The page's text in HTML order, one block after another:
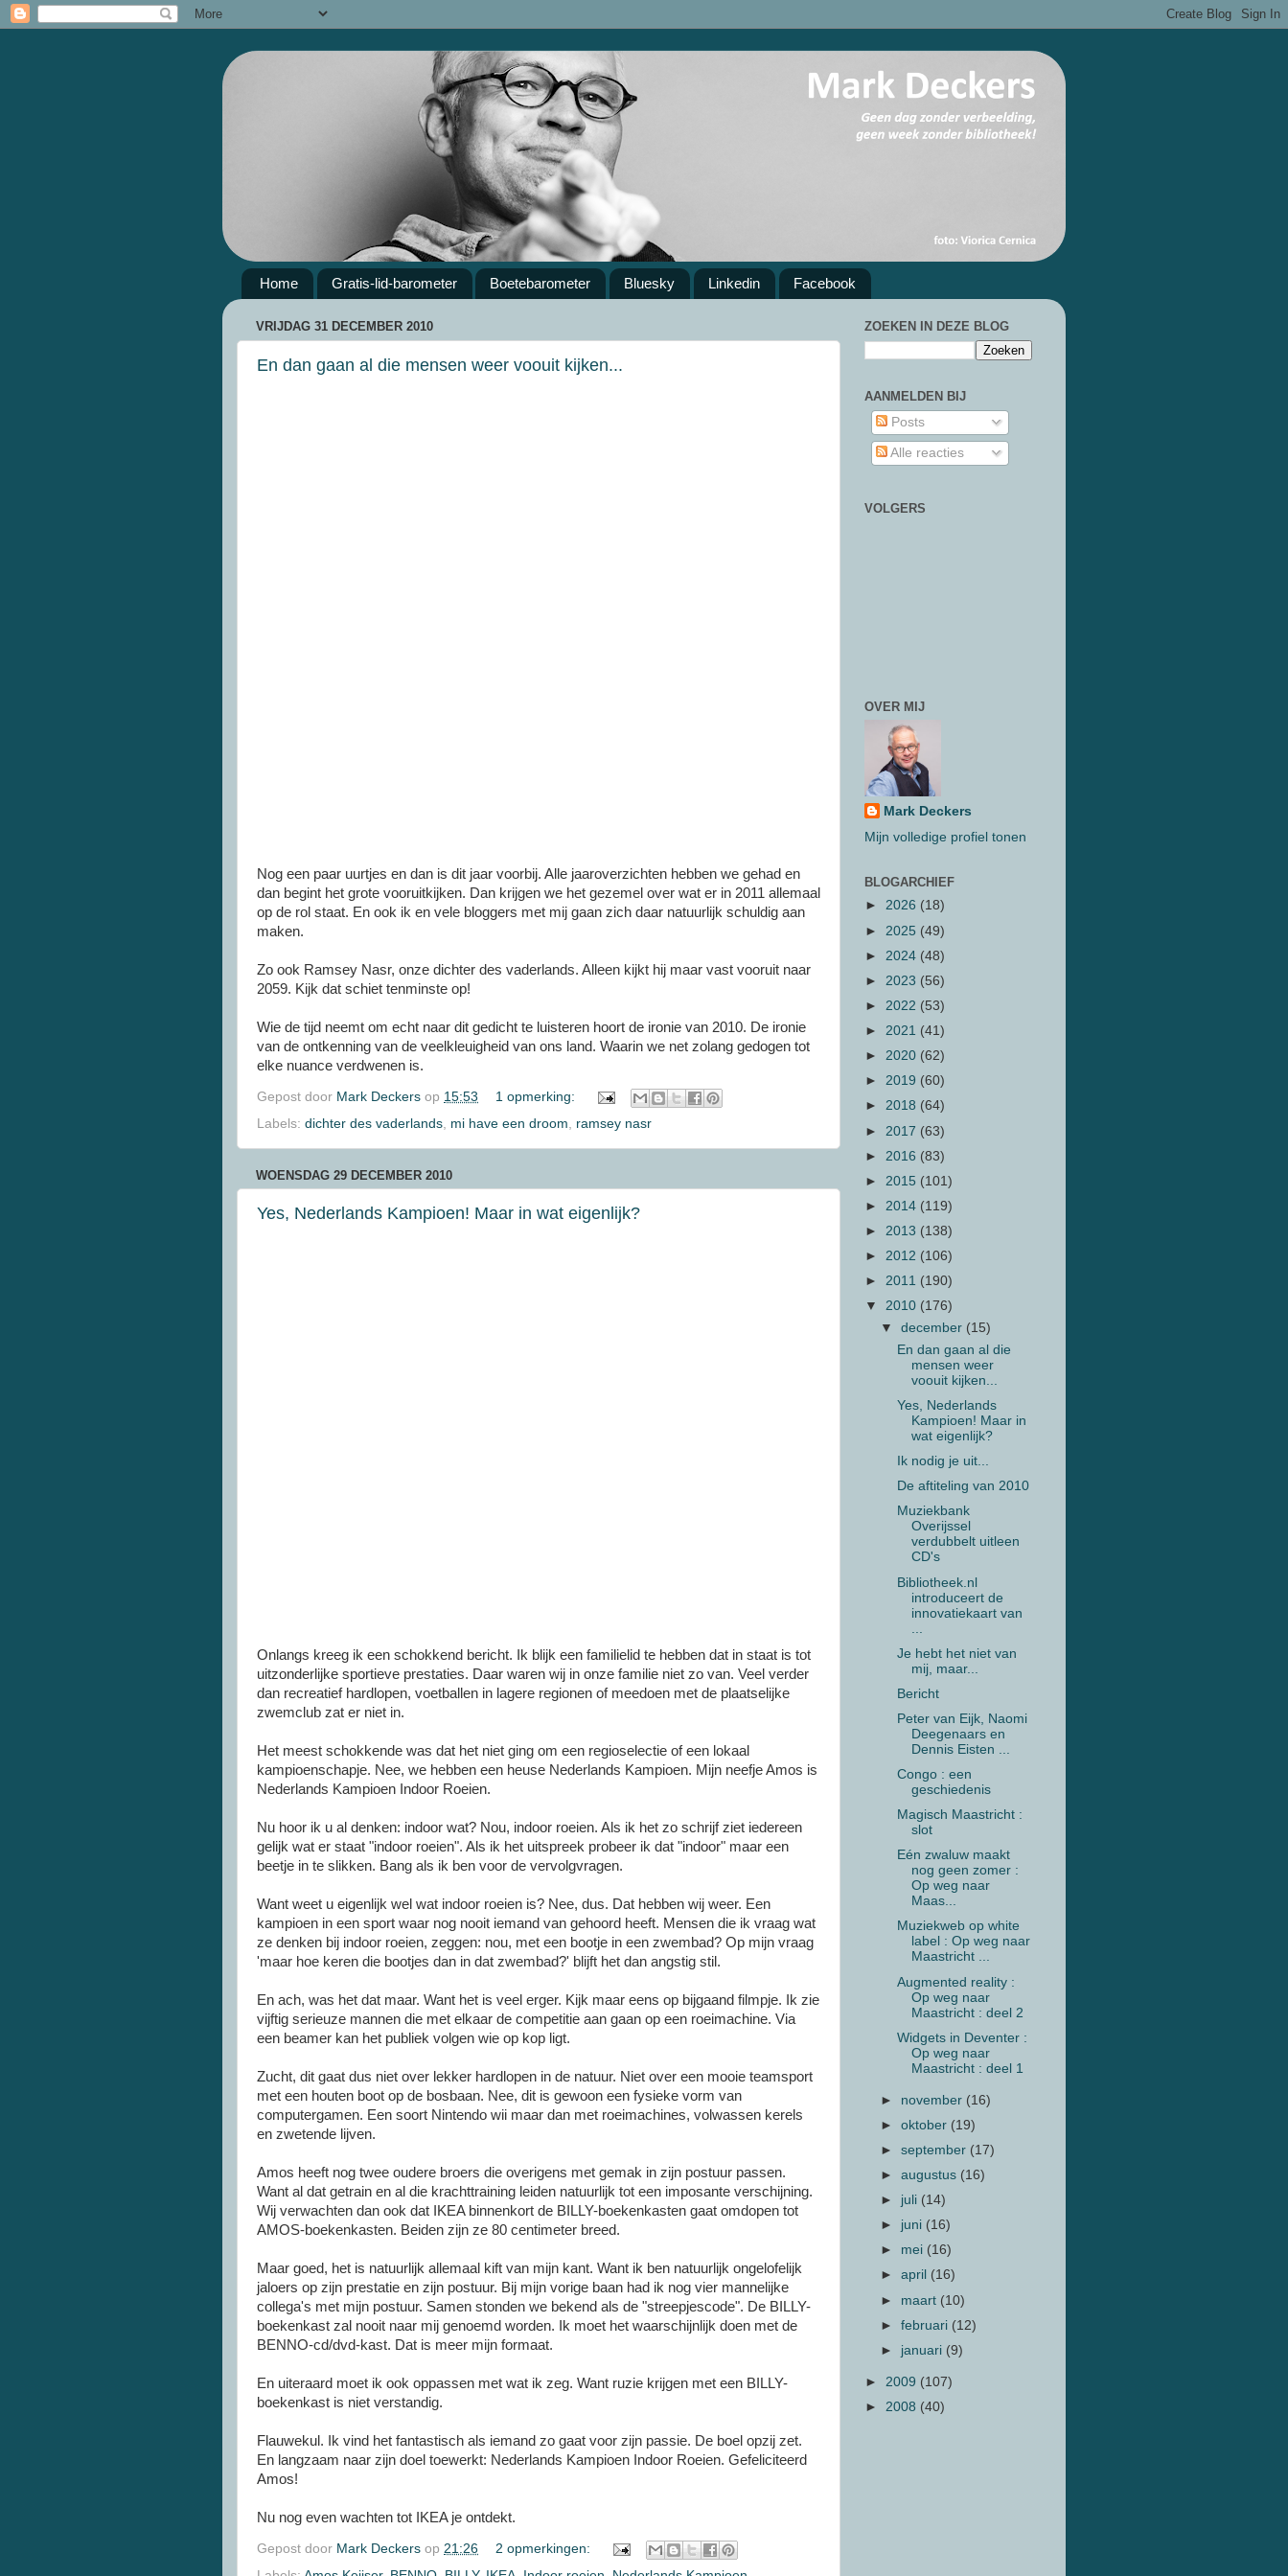
Home Gratis-lid-barometer Boetebarometer Bluesky Linkedin Facebook
VRIJDAG 31 DECEMBER 2010
En dan gaan al die mensen weer voouit kijken...
Nog een paar uurtjes en dan is dit jaar voorbij. Alle jaaroverzichten hebben we gehad en
dan begint het grote vooruitkijken. Dan krijgen we het gezemel over wat er in 2011 allemaal
op de rol staat. En ook ik en vele bloggers met mij gaan zich daar natuurlijk schuldig aan
maken.
Zo ook Ramsey Nasr, onze dichter des vaderlands. Alleen kijkt hij maar vast vooruit naar
2059. Kijk dat schiet tenminste op!
Wie de tijd neemt om echt naar dit gedicht te luisteren hoort de ironie van 2010. De ironie
van de ontkenning van de veelkleuigheid van ons land. Waarin we net zolang gedogen tot
elke nuance verdwenen is.
Gepost door Mark Deckers op 15:53
1 opmerking:
Labels: dichter des vaderlands mi have een droom ramsey nasr
WOENSDAG 29 DECEMBER 2010
Yes, Nederlands Kampioen! Maar in wat eigenlijk?
Onlangs kreeg ik een schokkend bericht. Ik blijk een familielid te hebben dat in staat is tot
uitzonderlijke sportieve prestaties. Daar waren wij in onze familie niet zo van. Veel verder
dan recreatief hardlopen, voetballen in lagere regionen of meedoen met de plaatselijke
zwemclub zat er niet in.
Het meest schokkende was dat het niet ging om een regioselectie of een lokaal
kampioenschapje. Nee, we hebben een heuse Nederlands Kampioen. Mijn neefje Amos is
Nederlands Kampioen Indoor Roeien.
Nu hoor ik u al denken: indoor wat? Nou, indoor roeien. Als ik het zo schrijf ziet iedereen
gelijk wat er staat "indoor roeien". Als ik het uitspreek probeer ik dat "indoor" maar een
beetje in te slikken. Bang als ik ben voor de vervolgvragen.
Want weet u eigenlijk wel wat indoor roeien is? Nee, dus. Dat hebben wij weer. Een
kampioen in een sport waar nog nooit iemand van gehoord heeft. Mensen die ik vraag wat
ze denken bij indoor roeien, zeggen: nou, met een bootje in een zwembad? Op mijn vraag
'maar hoe keren die bootjes dan in dat zwembad?' blijft het dan angstig stil.
En ach, was het dat maar. Want het is veel erger. Kijk maar eens op bijgaand filmpje. Ik zie
vijftig serieuze mannen die met elkaar de competitie aan gaan op een roeimachine. Via
een beamer kan het publiek volgen wie op kop ligt.
Zucht, dit gaat dus niet over lekker hardlopen in de natuur. Niet over een mooie teamsport
met een houten boot op de bosbaan. Nee, dit is gewoon een fysieke vorm van
computergamen. Een soort Nintendo wii maar dan met roeimachines, volwassen kerels
en zwetende lijven.
Amos heeft nog twee oudere broers die overigens met gemak in zijn postuur passen.
Want al dat getrain en al die krachttraining leiden natuurlijk tot een imposante verschijning.
Wij verwachten dan ook dat IKEA binnenkort de BILLY-boekenkasten gaat omdopen tot
AMOS-boekenkasten. Beiden zijn ze 80 centimeter breed.
Maar goed, het is natuurlijk allemaal kift van mijn kant. Want ik ben natuurlijk ongelofelijk
jaloers op zijn prestatie en zijn postuur. Bij mijn vorige baan had ik nog vier mannelijke
collega's met mijn postuur. Samen stonden we bekend als de "streepjescode". De BILLY-
boekenkast zal nooit naar mij genoemd worden. Ik moet het waarschijnlijk doen met de
BENNO-cd/dvd-kast. Dat is meer mijn formaat.
En uiteraard moet ik ook oppassen met wat ik zeg. Want ruzie krijgen met een BILLY-
boekenkast is niet verstandig.
Flauwekul. Ik vind het fantastisch als iemand zo gaat voor zijn passie. De boel opzij zet.
En langzaam naar zijn doel toewerkt: Nederlands Kampioen Indoor Roeien. Gefeliciteerd
Amos!
Nu nog even wachten tot IKEA je ontdekt.
Gepost door Mark Deckers op 21:26
2 opmerkingen:
ZOEKEN IN DEZE BLOG
AANMELDEN BIJ
Posts
Alle reacties
VOLGERS
OVER MIJ
Mark Deckers
Mijn volledige profiel tonen
BLOGARCHIEF
► 2026 (18)
► 2025 (49)
► 2024 (48)
► 2023 (56)
► 2022 (53)
► 2021 (41)
► 2020 (62)
► 2019 (60)
► 2018 (64)
► 2017 (63)
► 2016 (83)
► 2015 (101)
► 2014 (119)
► 2013 (138)
► 2012 (106)
► 2011 (190)
▼ 2010 (176)
▼december (15)
En dan gaan al die
mensen weer
voouit kijken...
Yes, Nederlands
Kampioen! Maar in
wat eigenlijk?
Ik nodig je uit...
De aftiteling van 2010
Muziekbank
Overijssel
verdubbelt uitleen
CD's
Bibliotheek.nl
introduceert de
innovatiekaart van
Je hebt het niet van
mij, maar...
Bericht
Peter van Eijk, Naomi
Deegenaars en
Dennis Eisten ...
Congo : een
geschiedenis
Magisch Maastricht :
slot
Eén zwaluw maakt
nog geen zomer :
Op weg naar
Maas...
Muziekweb op white
label : Op weg naar
Maastricht ...
Augmented reality :
Op weg naar
Maastricht : deel 2
Widgets in Deventer :
Op weg naar
Maastricht : deel 1
► november (16)
►oktober (19)
►september (17)
►augustus (16)
► juli (14)
► juni (16)
► mei (16)
►april (16)
► maart (10)
►februari (12)
► januari (9)
► 2009 (107)
► 2008 (40)